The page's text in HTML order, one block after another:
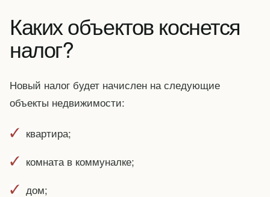
Каких объектов коснется
налог?
Новый налог будет начислен на следующие
объекты недвижимости:
квартира;
комната в коммуналке;
дом;